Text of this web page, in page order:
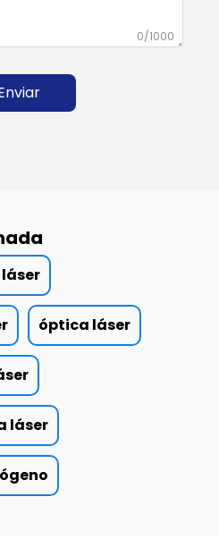
0/1000
óptica láser
láser